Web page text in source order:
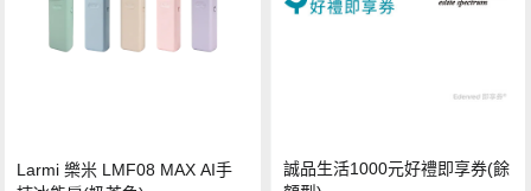
Larmi 樂米 LMF08 MAX AI手
誠品生活1000元好禮即享券(餘